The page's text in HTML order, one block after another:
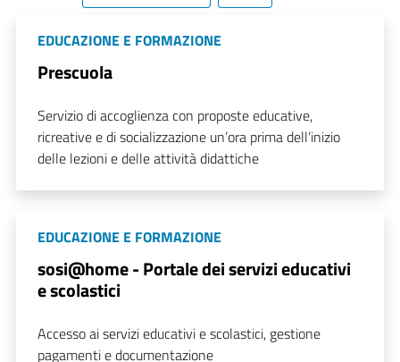
EDUCAZIONE E FORMAZIONE
Prescuola
Servizio di accoglienza con proposte educative,
ricreative e di socializzazione un’ora prima dell’inizio
delle lezioni e delle attività didattiche
EDUCAZIONE E FORMAZIONE
sosi@home - Portale dei servizi educativi
e scolastici
Accesso ai servizi educativi e scolastici, gestione
pagamenti e documentazione